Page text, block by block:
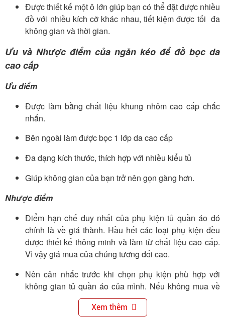
Được thiết kế một ô lớn giúp bạn có thể đặt được nhiều
đồ với nhiều kích cỡ khác nhau, tiết kiệm được tối đa
không gian và thời gian.
Ưu và Nhược điểm của ngăn kéo để đồ bọc da
cao cấp
Ưu điểm
Được làm bằng chất liệu khung nhôm cao cấp chắc
nhắn.
Bên ngoài làm được bọc 1 lớp da cao cấp
Đa dạng kích thước, thích hợp với nhiều kiểu tủ
Giúp không gian của bạn trở nên gọn gàng hơn.
Nhược điểm
Điểm hạn chế duy nhất của phụ kiện tủ quần áo đó
chính là về giá thành. Hầu hết các loại phụ kiện đều
được thiết kế thông minh và làm từ chất liệu cao cấp.
Vì vậy giá mua của chúng tương đối cao.
Nên cân nhắc trước khi chọn phụ kiện phù hợp với
không gian tủ quần áo của mình. Nếu không mua về
và không sử dụng được sẽ gây lãng phí tiền của.
Xem thêm